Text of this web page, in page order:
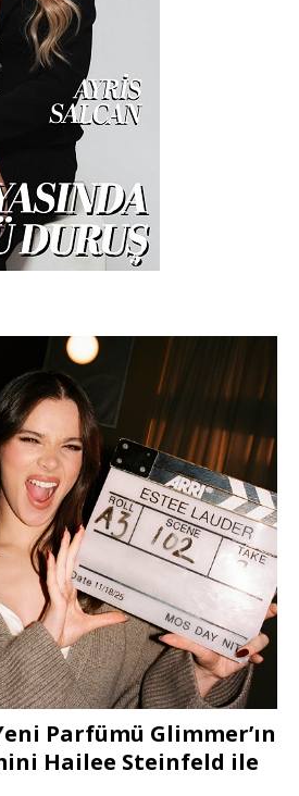
Parfümü Glimmer’ın
Hailee Steinfeld ile